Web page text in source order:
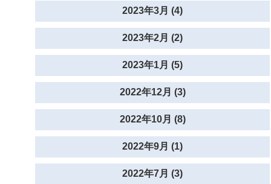
2023年3月 (4)
2023年2月 (2)
2023年1月 (5)
2022年12月 (3)
2022年10月 (8)
2022年9月 (1)
2022年7月 (3)